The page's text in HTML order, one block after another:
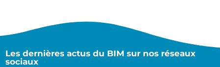
Les dernières actus du BIM sur nos réseaux
sociaux